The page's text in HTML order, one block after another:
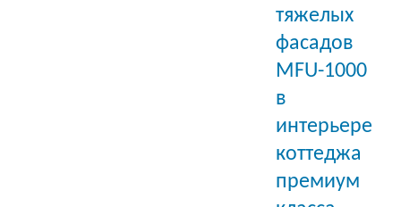
тяжелых
фасадов
MFU-1000
в
интерьере
коттеджа
премиум